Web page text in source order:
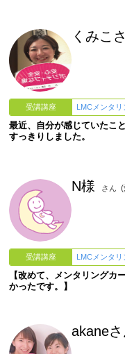
くみこ
受講講座 LMCメンタ
最近、自分が感じていたこ
すっきりしました。
N様 さん
受講講座 LMCメンタ
【改めて、メンタリングカ
かったです。】
akane